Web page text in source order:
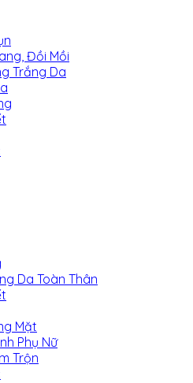
Đồi Mồi
Trắng Da
Da Toàn Thân
Mặt
Phụ Nữ
Trộn